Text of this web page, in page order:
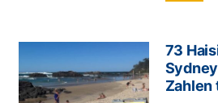
73
Zahlen